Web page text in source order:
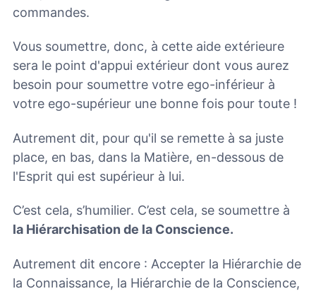
commandes.
Vous soumettre, donc, à cette aide extérieure
sera le point d'appui extérieur dont vous aurez
besoin pour soumettre votre ego-inférieur à
votre ego-supérieur une bonne fois pour toute !
Autrement dit, pour qu'il se remette à sa juste
place, en bas, dans la Matière, en-dessous de
l'Esprit qui est supérieur à lui.
C’est cela, s’humilier. C’est cela, se soumettre à
la Hiérarchisation de la Conscience.
Autrement dit encore : Accepter la Hiérarchie de
la Connaissance, la Hiérarchie de la Conscience,